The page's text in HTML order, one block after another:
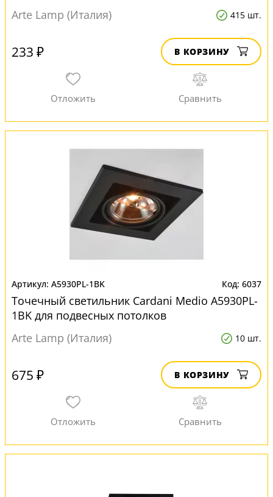
Arte Lamp (Италия)
415 шт.
233 ₽ В КОРЗИНУ
A5930PL-1BK 6037
Точечный светильник Cardani Medio A5930PL-
1BK для подвесных потолков
Arte Lamp (Италия)
10 шт.
675 ₽ В КОРЗИНУ